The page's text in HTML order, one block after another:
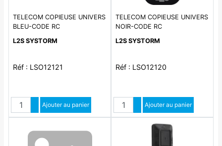
TELECOM COPIEUSE UNIVERS
BLEU-CODE RC
L2S SYSTORM
Réf : LSO12121
QuantitéAugmenter quantité
Diminuer quantité
Ajouter au panier
TELECOM COPIEUSE UNIVERS
NOIR-CODE RC
L2S SYSTORM
Réf : LSO12120
QuantitéAugmenter quantité
Diminuer quantité
Ajouter au panier